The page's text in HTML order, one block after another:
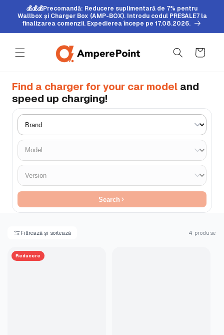
Sari la
conținut
💰💰💰Precomandă: Reducere suplimentară de 7% pentru
Wallbox și Charger Box (AMP-BOX). Introdu codul PRESALE7 la
finalizarea comenzii. Expedierea începe pe 17.08.2026.
Coș
Find a charger for your car model and
speed up charging!
Search
Filtrează și sortează 4 produse
Reducere